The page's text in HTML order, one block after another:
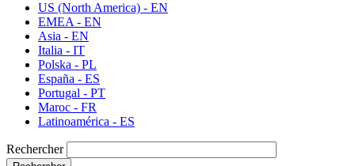
US (North America) - EN
EMEA - EN
Asia - EN
Italia - IT
Polska - PL
España - ES
Portugal - PT
Maroc - FR
Latinoamérica - ES
Rechercher